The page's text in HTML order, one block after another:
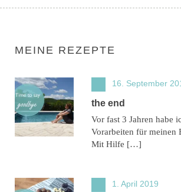
MEINE REZEPTE
16. September
the end
Vor fast 3 Jahren habe
Vorarbeiten für meinen
Mit Hilfe […]
1. April 2019